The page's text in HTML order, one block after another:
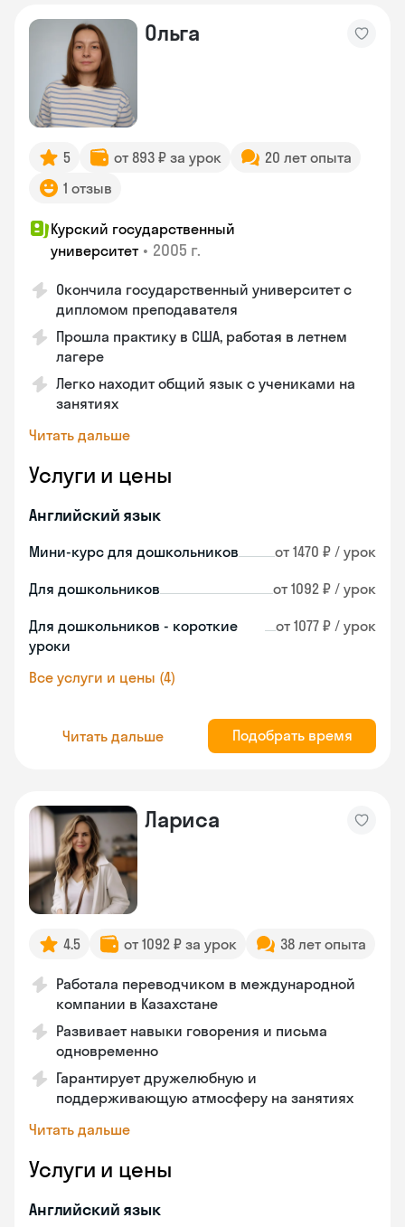
Ольга
5 от 893 ₽ за урок
20 лет опыта
1 отзыв
Курский государственный
университет • 2005 г.
Окончила государственный университет с
дипломом преподавателя
Прошла практику в США, работая в летнем
лагере
Легко находит общий язык с учениками на
занятиях
Читать дальше
Услуги и цены
Английский язык
Мини-курс для дошкольников от 1470 ₽ / урок
Для дошкольников от 1092 ₽ / урок
Для дошкольников - короткие
уроки
от 1077 ₽ / урок
Все услуги и цены (4)
Читать дальше Подобрать время
Лариса
4.5 от 1092 ₽ за урок 38 лет опыта
Работала переводчиком в международной
компании в Казахстане
Развивает навыки говорения и письма
одновременно
Гарантирует дружелюбную и
поддерживающую атмосферу на занятиях
Читать дальше
Услуги и цены
Английский язык